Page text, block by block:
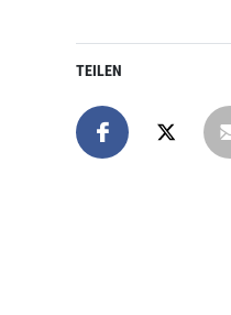
TEILEN